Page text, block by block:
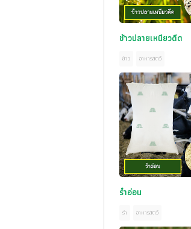
ข้าวปลายเหนียวดีด
ข้าว อาหารสัตว์
รำอ่อน
รำ อาหารสัตว์